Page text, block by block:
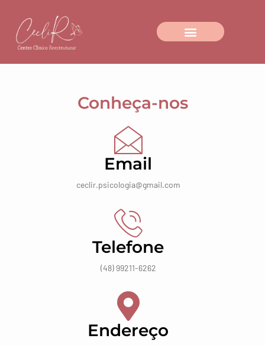
conteúdo
Conheça-nos
Email
ceclir.psicologia@gmail.com
Telefone
(48) 99211-6262
Endereço